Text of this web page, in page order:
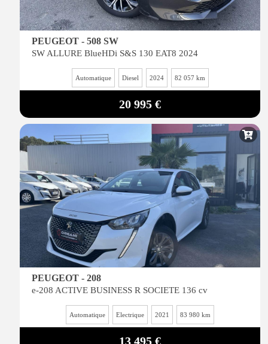
PEUGEOT - 508 SW
SW ALLURE BlueHDi S&S 130 EAT8 2024
Automatique Diesel 2024 82 057 km
20 995 €
PEUGEOT - 208
e-208 ACTIVE BUSINESS R SOCIETE 136 cv
Automatique Electrique 2021 83 980 km
13 495 €